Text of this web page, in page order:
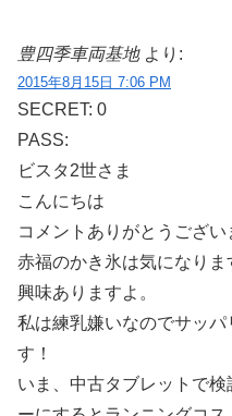
豊四季車両基地 より:
2015年8月15日 7:06 PM
SECRET: 0
PASS:
ビスタ2世さま
こんにちは
コメントありがとうござい
赤福のかき氷は気になり
興味ありますよ。
私は練乳嫌いなのでサッ
す！
いま、中古タブレットで